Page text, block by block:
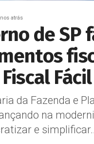
atrás
de SP
Fácil
da Fazenda e
na
e